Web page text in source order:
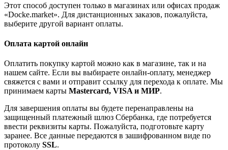
Этот способ доступен только в магазинах или офисах продаж
«Docke.market». Для дистанционных заказов, пожалуйста,
выберите другой вариант оплаты.
Оплата картой онлайн
Оплатить покупку картой можно как в магазине, так и на
нашем сайте. Если вы выбираете онлайн-оплату, менеджер
свяжется с вами и отправит ссылку для перехода к оплате. Мы
принимаем карты Mastercard, VISA и МИР.
Для завершения оплаты вы будете перенаправлены на
защищенный платежный шлюз Сбербанка, где потребуется
ввести реквизиты карты. Пожалуйста, подготовьте карту
заранее. Все данные передаются в зашифрованном виде по
протоколу SSL.